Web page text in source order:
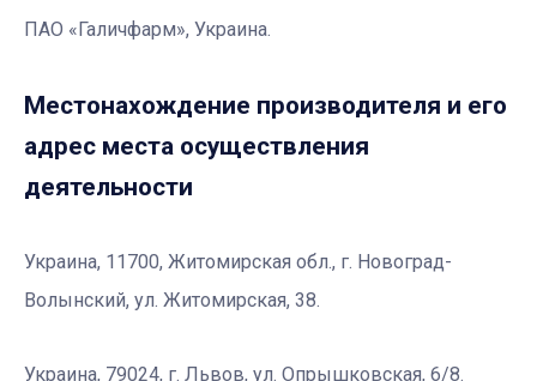
ПАО «Галичфарм», Украина.
Местонахождение производителя и его
адрес места осуществления
деятельности
Украина, 11700, Житомирская обл., г. Новоград-
Волынский, ул. Житомирская, 38.
Украина, 79024, г. Львов, ул. Опрышковская, 6/8.